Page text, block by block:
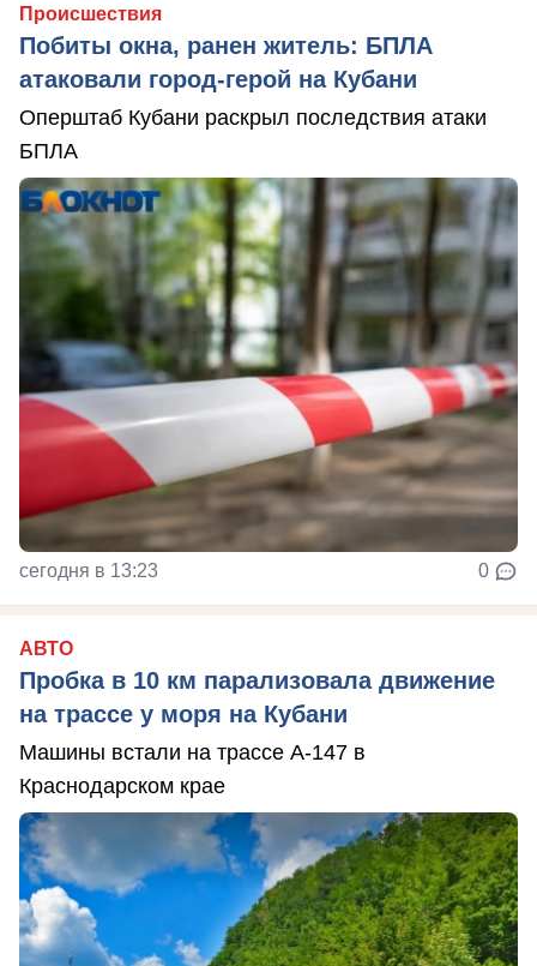
Происшествия
Побиты окна, ранен житель: БПЛА
атаковали город-герой на Кубани
Оперштаб Кубани раскрыл последствия атаки
БПЛА
сегодня в 13:23 0
АВТО
Пробка в 10 км парализовала движение
на трассе у моря на Кубани
Машины встали на трассе А-147 в
Краснодарском крае